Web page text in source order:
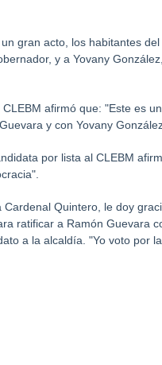
gran acto, los habitantes
y a Yovany
afirmó que: "Este es
y con Yovany
por lista al CLEBM
Quintero, le doy
ratificar a Ramón Guevara
a la alcaldía. "Yo voto por